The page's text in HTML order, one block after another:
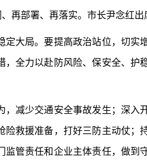
再部署、再落实。市长尹念红出
局。要提高政治站位，切实
全力以赴防风险、保安全、
减少交通安全事故发生；深
救援准备，打好三防主动仗；
管责任和企业主体责任，做